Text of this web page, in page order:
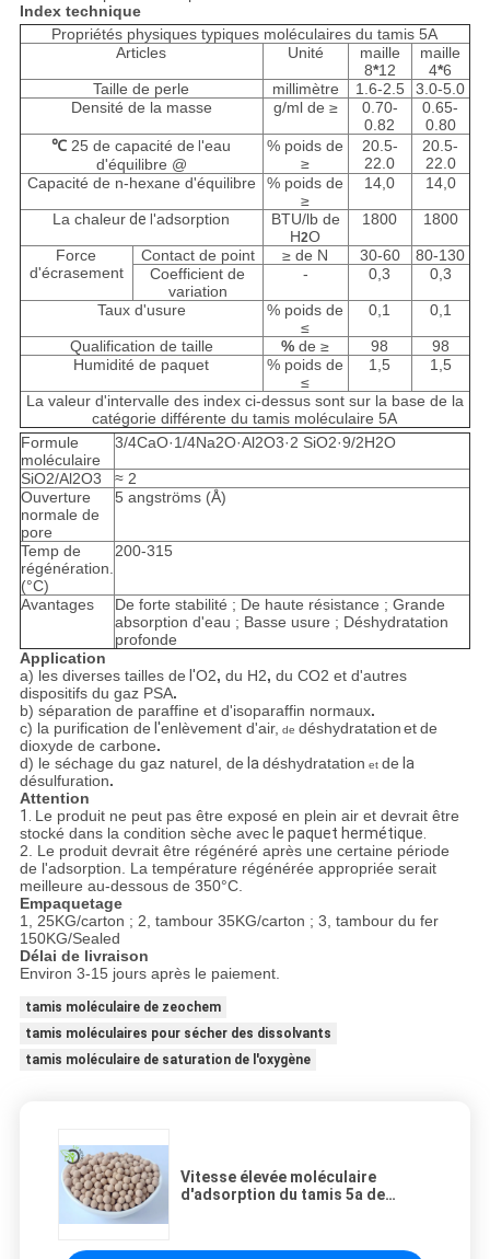
Index technique
Propriétés physiques typiques moléculaires du tamis 5A
Articles
Unité
maille
8*12
maille
4*6
Taille de perle
millimètre 1.6-2.5
3.0-5.0
Densité de la masse
g/ml de ≥
0.70-
0.82
0.65-
0.80
℃ 25 de capacité de l'eau
d'équilibre @
% poids de
≥
20.5-
22.0
20.5-
22.0
Capacité de n-hexane d'équilibre
% poids de
≥
14,0 14,0
La chaleurde l'adsorption
BTU/lb de
H2O
1800 1800
Force
d'écrasement
Contact de point ≥ de N 30-60
80-130
Coefficient de
variation
- 0,3 0,3
Taux d'usure
% poids de
≤
0,1 0,1
Qualification de taille % de ≥ 98
98
Humidité de paquet
% poids de
≤
1,5 1,5
La valeur d'intervalle des index ci-dessus sont sur la base de la
catégorie différente du tamis moléculaire 5A
Formule
moléculaire
3/4CaO·1/4Na2O·Al2O3·2 SiO2·9/2H2O
SiO2/Al2O3
≈ 2
Ouverture
normale de
pore
5 angströms (Å)
Temp de
régénération.
(°C)
200-315
Avantages
De forte stabilité ; De haute résistance ; Grande
absorption d'eau ; Basse usure ; Déshydratation
profonde
Application
a) les diverses tailles de l'O2, du H2, du CO2 et d'autres
dispositifs du gaz PSA.
b) séparation de paraffine et d'isoparaffin normaux.
c) la purification de l'enlèvement d'air, de déshydratationetde
dioxyde de carbone.
d) le séchage du gaz naturel, de ladéshydratation et de la
désulfuration.
Attention
1. Le produit ne peut pas être exposé en plein air et devrait être
stocké dans la condition sèche avecle paquet hermétique.
2. Le produit devrait être régénéré après une certaine période
de l'adsorption. La température régénérée appropriée serait
meilleure au-dessous de 350°C.
Empaquetage
1, 25KG/carton ; 2, tambour 35KG/carton ; 3, tambour du fer
150KG/Sealed
Délai de livraison
Environ 3-15 jours après le paiement.
tamis moléculaire de zeochem
tamis moléculaires pour sécher des dissolvants
tamis moléculaire de saturation de l'oxygène
Vitesse élevée moléculaire
d'adsorption du tamis 5a de